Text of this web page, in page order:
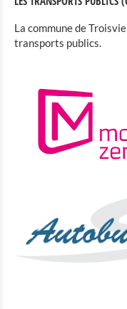
Location de Vélo
Eat & Sleep
Agenda
La commune de
transports publics.